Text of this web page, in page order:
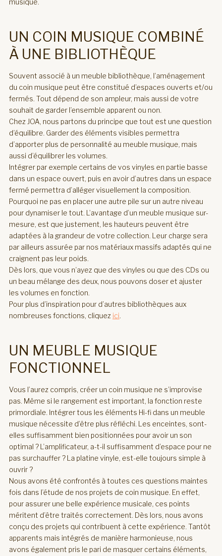
musique.
UN COIN MUSIQUE COMBINÉ
À UNE BIBLIOTHÈQUE
Souvent associé à un meuble bibliothèque, l’aménagement
du coin musique peut être constitué d’espaces ouverts et/ou
fermés. Tout dépend de son ampleur, mais aussi de votre
souhait de garder l’ensemble apparent ou non.
Chez JOA, nous partons du principe que tout est une question
d’équilibre. Garder des éléments visibles permettra
d’apporter plus de personnalité au meuble musique, mais
aussi d’équilibrer les volumes.
Intégrer par exemple certains de vos vinyles en partie basse
dans un espace ouvert, puis en avoir d’autres dans un espace
fermé permettra d’alléger visuellement la composition.
Pourquoi ne pas en placer une autre pile sur un autre niveau
pour dynamiser le tout. L’avantage d’un meuble musique sur-
mesure, est que justement, les hauteurs peuvent être
adaptées à la grandeur de votre collection. Leur charge sera
par ailleurs assurée par nos matériaux massifs adaptés qui ne
craignent pas leur poids.
Dès lors, que vous n’ayez que des vinyles ou que des CDs ou
un beau mélange des deux, nous pouvons doser et ajuster
les volumes en fonction.
Pour plus d’inspiration pour d’autres bibliothèques aux
nombreuses fonctions, cliquez ici.
UN MEUBLE MUSIQUE
FONCTIONNEL
Vous l’aurez compris, créer un coin musique ne s’improvise
pas. Même si le rangement est important, la fonction reste
primordiale. Intégrer tous les éléments Hi-fi dans un meuble
musique nécessite d’être plus réfléchi. Les enceintes, sont-
elles suffisamment bien positionnées pour avoir un son
optimal ? L’amplificateur, a-t-il suffisamment d’espace pour ne
pas surchauffer ? La platine vinyle, est-elle toujours simple à
ouvrir ?
Nous avons été confrontés à toutes ces questions maintes
fois dans l’étude de nos projets de coin musique. En effet,
pour assurer une belle expérience musicale, ces points
méritent d’être traités correctement. Dès lors, nous avons
conçu des projets qui contribuent à cette expérience. Tantôt
apparents mais intégrés de manière harmonieuse, nous
avons également pris le pari de masquer certains éléments,